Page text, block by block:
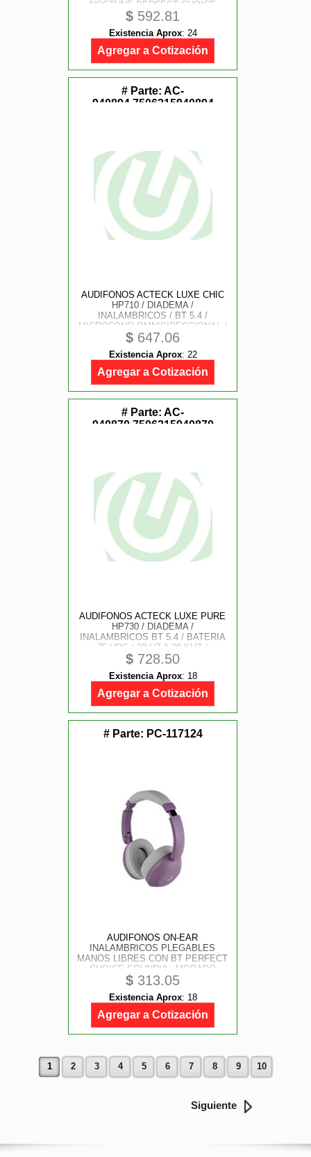
NOCTUNE PERFECT CHOICE
$ 592.81
Existencia Aprox: 24
Agregar a Cotización
# Parte: AC-
940894,7506215940894
AUDIFONOS ACTECK LUXE CHIC
HP710 / DIADEMA /
INALAMBRICOS / BT 5.4 /
MICROFONO OMNIDIRECCIONAL /
20 HZ A 20 KHZ / BATERIA 30 HRS
/ CANCELACION DE RUIDO
HIBRIDO / SALMON / AC-940894
$ 647.06
Existencia Aprox: 22
Agregar a Cotización
# Parte: AC-
940870,7506215940870
AUDIFONOS ACTECK LUXE PURE
HP730 / DIADEMA /
INALAMBRICOS BT 5.4 / BATERIA
75 HRS / 20 HZ A 20 KHZ /
CANCELACION ACTIVA DE RUIDO /
MICROFONO OMNIDIRECCIONAL /
MEMORY FOAM / NEGRO / AC-
940870
$ 728.50
Existencia Aprox: 18
Agregar a Cotización
# Parte: PC-117124
AUDIFONOS ON-EAR
INALAMBRICOS PLEGABLES
MANOS LIBRES CON BT PERFECT
CHOICE SOUNDIA - MORADO
$ 313.05
Existencia Aprox: 18
Agregar a Cotización
1 2 3 4 5 6 7 8 9 10
Siguiente